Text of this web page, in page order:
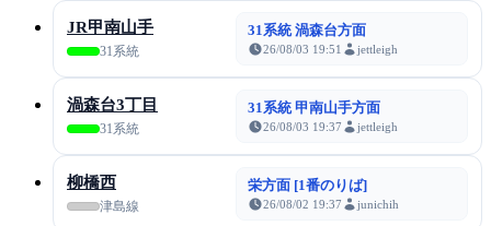
JR甲南山手
31系統
31系統 渦森台方面
26/08/03 19:51 jettleigh
渦森台3丁目
31系統
31系統 甲南山手方面
26/08/03 19:37 jettleigh
柳橋西
津島線
栄方面 [1番のりば]
26/08/02 19:37 junichih